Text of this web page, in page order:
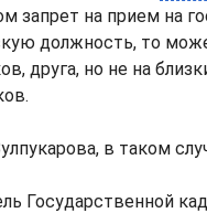
запрет на прием на
должность, то
друга, но не на
в таком
Государственной